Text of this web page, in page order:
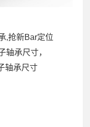
,抢新Bar定位
轴承尺寸，
轴承尺寸